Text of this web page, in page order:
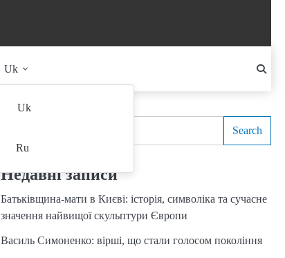
Uk
Uk
Ru
Search
Недавні записи
Батьківщина-мати в Києві: історія, символіка та сучасне
значення найвищої скульптури Європи
Василь Симоненко: вірші, що стали голосом покоління